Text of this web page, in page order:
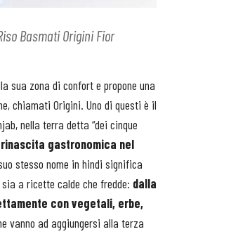
Basmati Origini Fior
sua zona di confort e propone una
chiamati Origini. Uno di questi è il
nella terra detta “dei cinque
gastronomica nel
stesso nome in hindi significa
a ricette calde che fredde: dalla
con vegetali, erbe,
vanno ad aggiungersi alla terza